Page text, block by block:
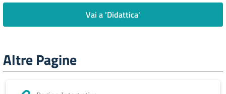
Vai a 'Didattica'
Altre Pagine